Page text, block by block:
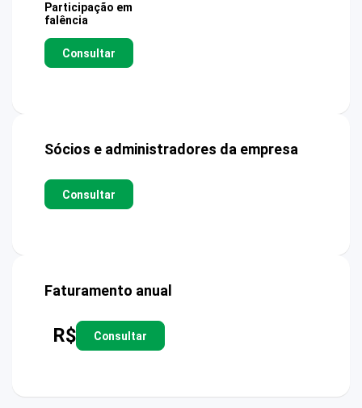
Participação em
falência
Consultar
Sócios e administradores da empresa
Consultar
Faturamento anual
R$ Consultar